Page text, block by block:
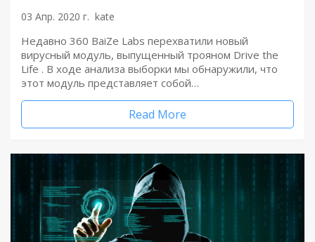
03 Апр. 2020 г. kate
Недавно 360 BaiZe Labs перехватили новый
вирусный модуль, выпущенный трояном Drive the
Life . В ходе анализа выборки мы обнаружили, что
этот модуль представляет собой…
Read More